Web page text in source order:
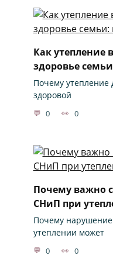
Как утепление
здоровье
Почему
здоровой
0 0
Почему важно
СНиП при
Почему
утеплении может
0 0